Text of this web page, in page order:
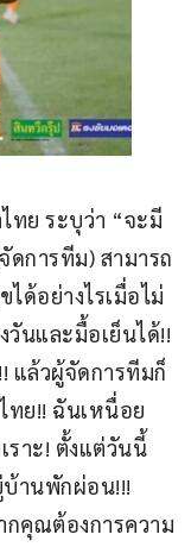
ทย ระบุว่า “จะมี
ดการทีม) สามารถ
ด้อย่างไรเมื่อไม่
วันและมื้อเย็นได้!!
แล้วผู้จัดการทีมก็
ทย!! ฉันเหนื่อย
ราะ! ตั้งแต่วันนี้
านพักผ่อน!!!
คุณต้องการความ